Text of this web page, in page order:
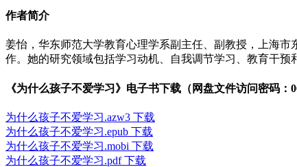
作者简介
姜怡，华东师范大学教育心理学系副主任、副教授，上海
作。她的研究领域包括学习动机、自我调节学习、教育干
《为什么孩子不爱学习》电子书下载（网盘文件访问密码：
为什么孩子不爱学习.azw3 下载
为什么孩子不爱学习.epub 下载
为什么孩子不爱学习.mobi 下载
为什么孩子不爱学习.pdf 下载